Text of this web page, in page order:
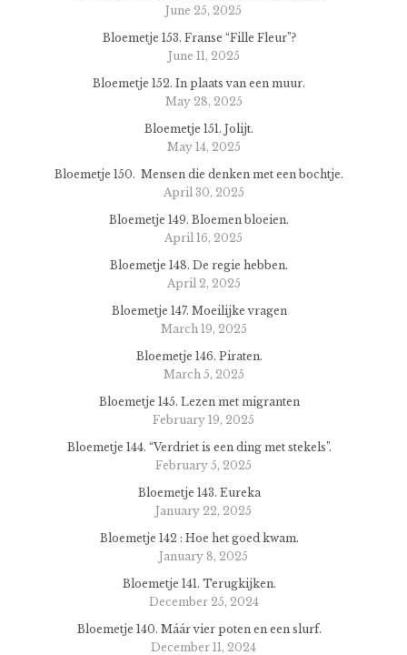
June 25, 2025
Bloemetje 153. Franse “Fille Fleur”?
June 11, 2025
Bloemetje 152. In plaats van een muur.
May 28, 2025
Bloemetje 151. Jolijt.
May 14, 2025
Bloemetje 150. Mensen die denken met een bochtje.
April 30, 2025
Bloemetje 149. Bloemen bloeien.
April 16, 2025
Bloemetje 148. De regie hebben.
April 2, 2025
Bloemetje 147. Moeilijke vragen
March 19, 2025
Bloemetje 146. Piraten.
March 5, 2025
Bloemetje 145. Lezen met migranten
February 19, 2025
Bloemetje 144. “Verdriet is een ding met stekels”.
February 5, 2025
Bloemetje 143. Eureka
January 22, 2025
Bloemetje 142 : Hoe het goed kwam.
January 8, 2025
Bloemetje 141. Terugkijken.
December 25, 2024
Bloemetje 140. Máár vier poten en een slurf.
December 11, 2024